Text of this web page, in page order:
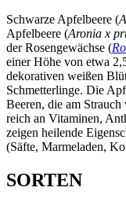
Schwarze Apfelbeere (
Apfelbeere (Aronia x
der Rosengewächse (
einer Höhe von etwa
dekorativen weißen
Schmetterlinge. Die
Beeren, die am
reich an Vitaminen,
zeigen heilende
(Säfte, Marmeladen,
SORTEN